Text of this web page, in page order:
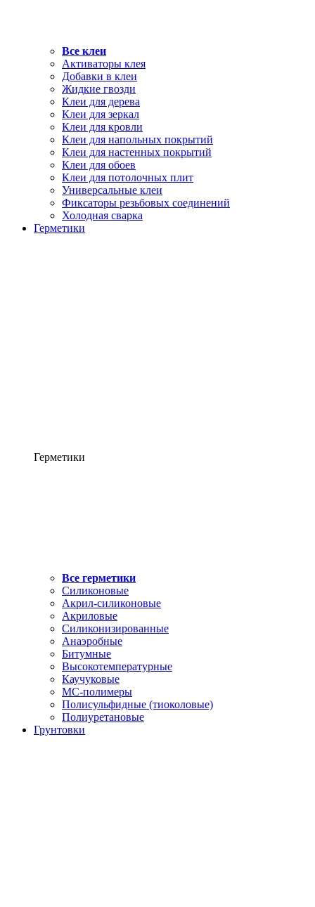
Все клеи
Активаторы клея
Добавки в клеи
Жидкие гвозди
Клеи для дерева
Клеи для зеркал
Клеи для кровли
Клеи для напольных покрытий
Клеи для настенных покрытий
Клеи для обоев
Клеи для потолочных плит
Универсальные клеи
Фиксаторы резьбовых соединений
Холодная сварка
Герметики
Герметики
Все герметики
Силиконовые
Акрил-силиконовые
Акриловые
Силиконизированные
Анаэробные
Битумные
Высокотемпературные
Каучуковые
МС-полимеры
Полисульфидные (тиоколовые)
Полиуретановые
Грунтовки